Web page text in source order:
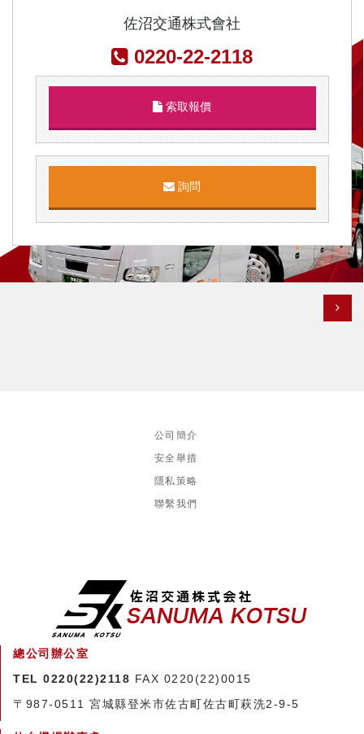
佐沼交通株式會社
0220-22-2118
索取報價
詢問
公司簡介
安全舉措
隱私策略
聯繫我們
總公司辦公室
TEL 0220(22)2118 FAX 0220(22)0015
〒987-0511 宮城縣登米市佐古町佐古町萩洗2-9-5